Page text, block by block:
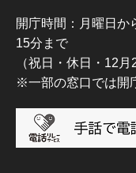
開庁時間：月曜日か
15分まで
（祝日・休日・12
※一部の窓口では開